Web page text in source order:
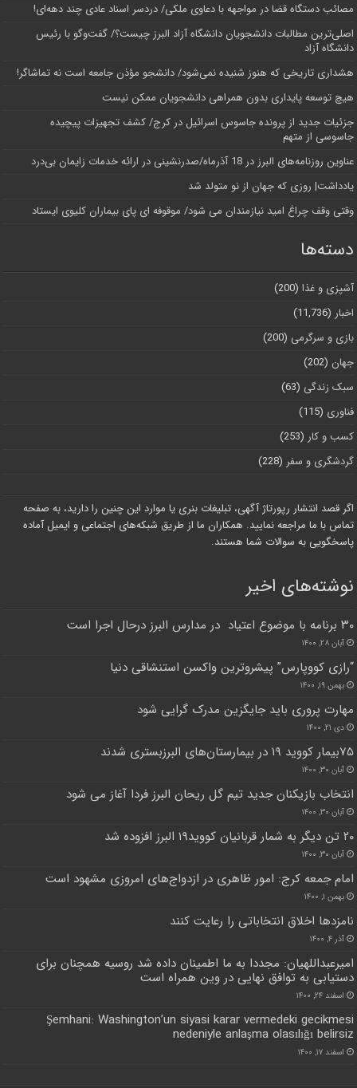
مصائب دستگاه قضا در مواجهه با دعاوی ملکی/ دردسر اسناد عادی چند‌ دهه‌ای!
اصلی‌ترین مطالبات دانشجویان دانشگاه آزاد البرز چیست؟/ گفت‌وگو با رئیس
دانشگاه آز‌اد
هشداری تاریخی که هنوز شنیده نمی‌شود/ دانشجو مؤذن جامعه است نه تماشاگر!
هیچ توسعه پایداری بدون همراهی دانشجویان ممکن نیست
جزئیات جدید از پرونده جاسوس اسرائیل در کرج/‌ کشف تجهیزات پیچیده
جاسوسی از متهم
عناوین روزنامه‌های البرز در ‌18 آذرماه/صدرنشینی در ارائه خدمات زایمان بی‌درد
یادداشت| روزی که جهان از نو متولد شد
وقتی وقف چراغ امید نیازمندان می شود/ موقوفه ای پای بیماران کلیوی ایستاد
دسته‌ها
آشپزی و غذا (200)
اخبار (11,736)
بازی و سرگرمی (200)
جهان (202)
سبک زندگی (63)
فناوری (115)
کسب و کار (253)
گردشگری و سفر (228)
اگر قصد انتشار رپورتاژ آگهی، تبلیغات بنری یا موارد این چنین را دارید، به صفحه
تماس با ما مراجعه نمایید. همکاران ما از طریق شبکه‌های اجتماعی و ایمیل آماده
پاسخگویی به سوالات شما هستند.
نوشته‌های اخیر
۳۰ برنامه با موضوع اعتیاد در مدارس البرز درحال اجرا است
آبان ۲۸, ۱۴۰۰
“رازی کووپارس” پیشروترین واکسن استنشاقی دنیا
بهمن ۱۹, ۱۴۰۰
مهارت پروری باید جایگزین مدرک گرایی شود
دی ۲۱, ۱۴۰۰
۷۵بیمار کووید ۱۹ در بیمارستان‌های البرزبستری شدند
آبان ۳۰, ۱۴۰۰
انتخاب بازیکنان جدید تیم گل ریحان البرز فردا آغاز می شود
آبان ۳۰, ۱۴۰۰
۲۰ تن دیگر به شمار قربانیان کووید۱۹ البرز افزوده شد
آبان ۳۰, ۱۴۰۰
امام جمعه کرج: امور ظاهری در ازدواج‌های امروزی مشهود است
بهمن ۱, ۱۴۰۰
نامزدها اخلاق انتخاباتی را رعایت کنند
آذر ۴, ۱۴۰۰
امیرعبداللهیان: مجددا به ما اطمینان داده شد روسیه همچنان برای
دستیابی به توافق نهایی در وین همراه است
اسفند ۲۴, ۱۴۰۰
Şemhani: Washington’un siyasi karar vermedeki gecikmesi
nedeniyle anlaşma olasılığı belirsiz
اسفند ۱۷, ۱۴۰۰